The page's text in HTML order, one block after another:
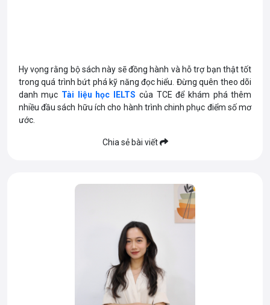
Hy vọng rằng bộ sách này sẽ đồng hành và hỗ trợ bạn thật tốt
trong quá trình bứt phá kỹ năng đọc hiểu. Đừng quên theo dõi
danh mục Tài liệu học IELTS của TCE để khám phá thêm
nhiều đầu sách hữu ích cho hành trình chinh phục điểm số mơ
ước.
Chia sẻ bài viết